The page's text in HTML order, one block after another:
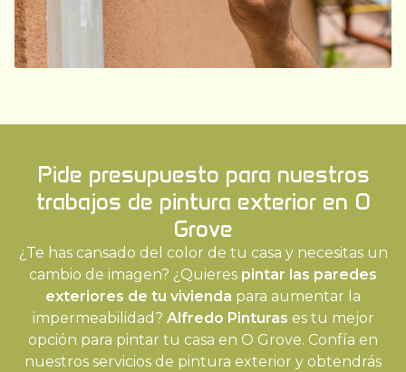
Pide presupuesto para nuestros
trabajos de pintura exterior en O
Grove
¿Te has cansado del color de tu casa y necesitas un
cambio de imagen? ¿Quieres pintar las paredes
exteriores de tu vivienda para aumentar la
impermeabilidad? Alfredo Pinturas es tu mejor
opción para pintar tu casa en O Grove. Confía en
nuestros servicios de pintura exterior y obtendrás